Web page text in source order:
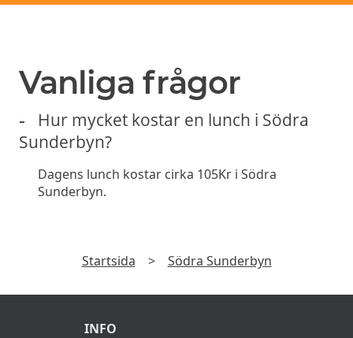
Vanliga frågor
Hur mycket kostar en lunch i Södra
Sunderbyn?
Dagens lunch kostar cirka 105Kr i Södra
Sunderbyn.
Startsida > Södra Sunderbyn
INFO